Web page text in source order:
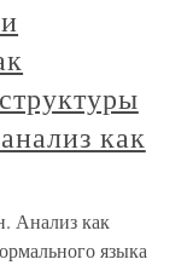
как
Анализ как
языка